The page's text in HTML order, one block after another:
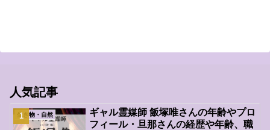
人気記事
生き物・自然
ギャル霊媒師 飯塚唯さんの年齢やプロ
フィール・旦那さんの経歴や年齢、職